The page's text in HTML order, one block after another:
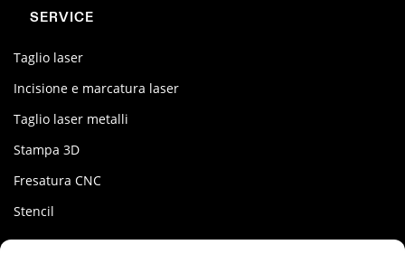
SERVICE
Taglio laser
Incisione e marcatura laser
Taglio laser metalli
Stampa 3D
Fresatura CNC
Stencil